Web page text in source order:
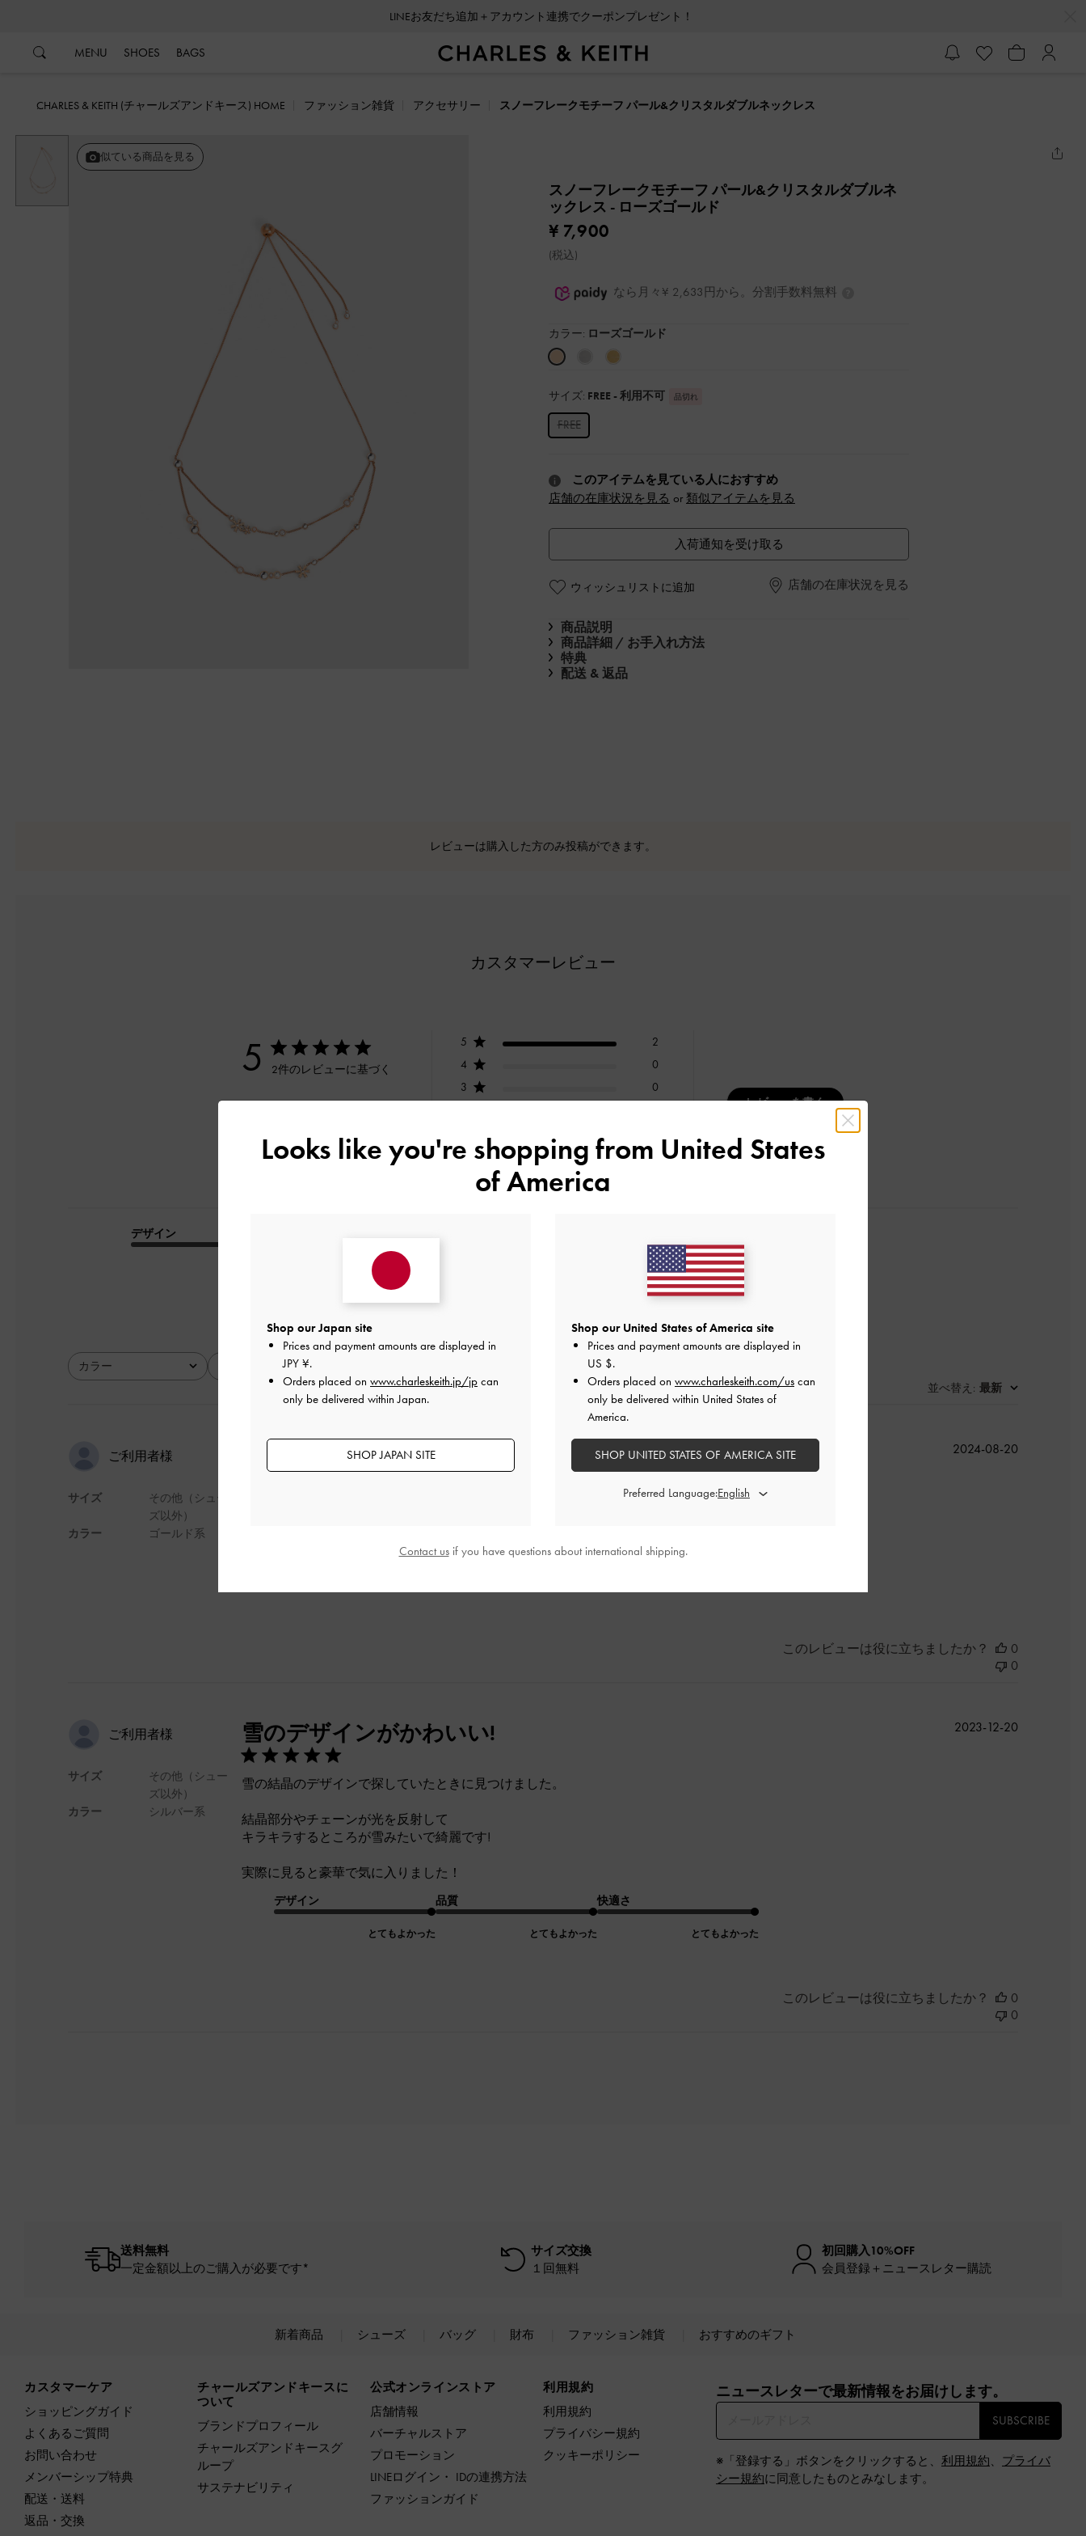
LINEお友だち追加＋アカウント連携でクーポンプレゼント！
MENU SHOES BAGS
CHARLES & KEITH (チャールズアンドキース) HOME ファッション雑貨 アクセサリー スノーフレークモチーフ パール&クリスタルダブルネックレス
似ている商品を見る
スノーフレークモチーフ パール&クリスタルダブルネ
ックレス - ローズゴールド
¥ 7,900
(税込)
なら月々¥ 2,633円から。分割手数料無料
カラー: ローズゴールド
サイズ: FREE - 利用不可 品切れ
FREE
このアイテムを見ている人におすすめ
店舗の在庫状況を見る or 類似アイテムを見る
入荷通知を受け取る
ウィッシュリストに追加 店舗の在庫状況を見る
商品説明
商品詳細 / お手入れ方法
特典
配送 & 返品
レビューは購入した方のみ投稿ができます。
カスタマーレビュー
5 2件のレビューに基づく
5
2
4
0
3
0
レビューを書く
デザイン
とてもよかった とてもよかった
カラー
全て
並べ替え : 最新
ご利用者様
サイズ
カラー
その他（シュー
ズ以外）
ゴールド系
可愛いです
品質 快適さ
公
2024-08-20
このレビューは役に立ちましたか？
0
0
ご利用者様
サイズ
カラー
その他（シュー
ズ以外）
シルバー系
雪のデザインがかわいい!
雪の結晶のデザインで探していたときに見つけました。
結晶部分やチェーンが光を反射して
キラキラするところが雪みたいで綺麗です!
実際に見ると豪華で気に入りました！
デザイン
とてもよかった
品質
とてもよかった
快適さ
とてもよかった
公
2023-12-20
このレビューは役に立ちましたか？
0
0
送料無料
一定金額以上のご購入が必要です*
サイズ交換
１回無料
初回購入10%OFF
会員登録＋ニュースレター購読
新着商品 シューズ バッグ 財布 ファッション雑貨 おすすめのギフト
カスタマーケア
ショッピングガイド
よくあるご質問
お問い合わせ
メンバーシップ特典
配送・送料
返品・交換
チャールズアンドキースに
ついて
ブランドプロフィール
チャールズアンドキースグ
ループ
サステナビリティ
公式オンラインストア
店舗情報
バーチャルストア
プロモーション
LINEログイン・ IDの連携方法
ファッションガイド
利用規約
利用規約
プライバシー規約
クッキーポリシー
ニュースレターで最新情報をお届けします。​
SUBSCRIBE
※「登録する」ボタンをクリックすると、 利用規約、 プライバ
シー規約に同意したものとみなします。
Looks like you're shopping from United States
of America
Shop our Japan site
Prices and payment amounts are displayed in
JPY ¥.
Orders placed on www.charleskeith.jp/jp can
only be delivered within Japan.
SHOP JAPAN SITE
Shop our United States of America site
Prices and payment amounts are displayed in
US $.
Orders placed on www.charleskeith.com/us can
only be delivered within United States of
America.
SHOP UNITED STATES OF AMERICA SITE
Preferred Language:
Contact usif you have questions about international shipping.